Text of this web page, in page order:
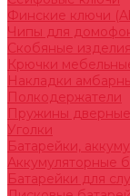
Финские ключи
Чипы для
Скобяные изделия
Крючки
Накладки
Полкодержатели
Пружины дверные
Уголки
Батарейки,
Аккумуляторные
Батарейки для